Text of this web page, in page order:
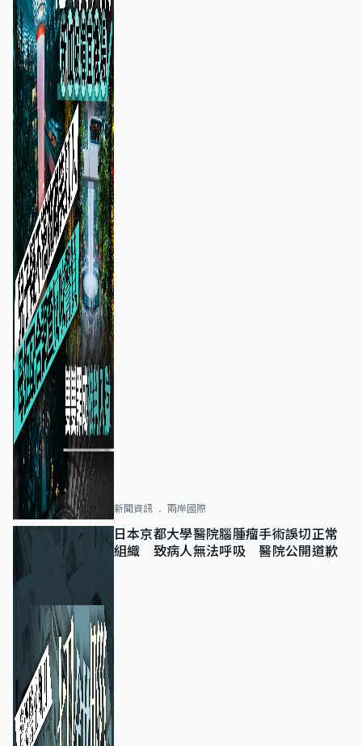
新聞資訊 兩岸國際
日本京都大學醫院腦腫瘤手術誤切正常
組織 致病人無法呼吸 醫院公開道歉